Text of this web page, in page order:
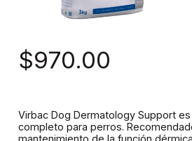
$970.00
Virbac Dog Dermatology Support
completo para perros.
mantenimiento de la función